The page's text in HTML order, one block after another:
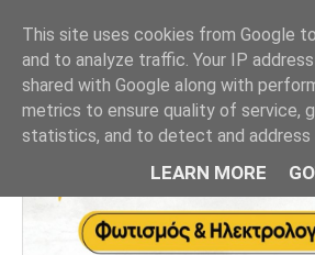
This site uses cookies from Google
and to analyze traffic. Your IP
shared with Google along with
metrics to ensure quality of service,
statistics, and to detect and address
LEARN MORE